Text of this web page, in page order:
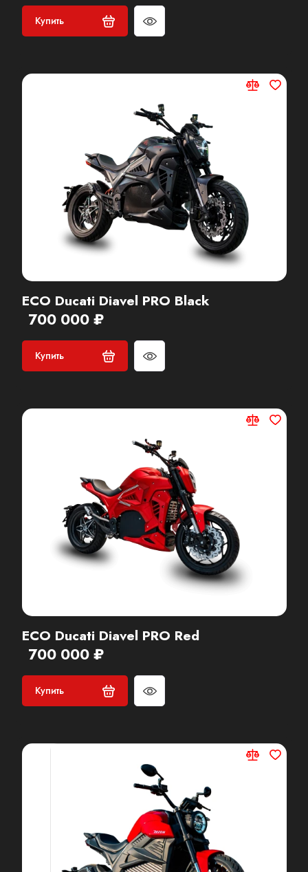
Купить
ECO Ducati Diavel PRO Black
700 000 ₽
Купить
ECO Ducati Diavel PRO Red
700 000 ₽
Купить